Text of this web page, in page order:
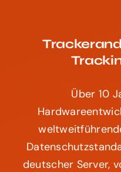
Über 10
deutscher Server,